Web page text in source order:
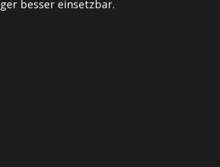
besser einsetzbar.